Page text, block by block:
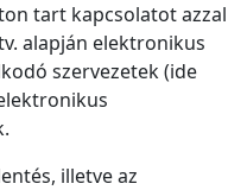
tart kapcsolatot azzal
alapján elektronikus
szervezetek (ide
illetve az